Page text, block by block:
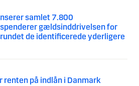
samlet 7.800
gældsinddrivelsen for
de identificerede yderligere
renten på indlån i Danmark